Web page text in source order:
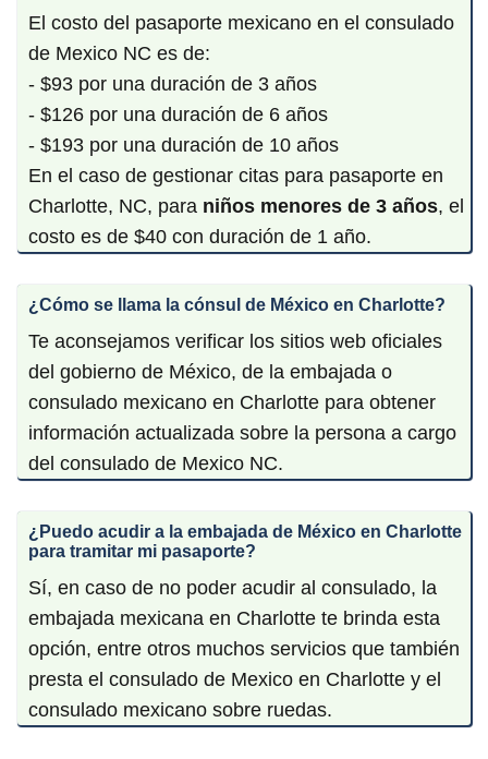
El costo del pasaporte mexicano en el consulado
de Mexico NC es de:
- $93 por una duración de 3 años
- $126 por una duración de 6 años
- $193 por una duración de 10 años
En el caso de gestionar citas para pasaporte en
Charlotte, NC, para niños menores de 3 años, el
costo es de $40 con duración de 1 año.
¿Cómo se llama la cónsul de México en Charlotte?
Te aconsejamos verificar los sitios web oficiales
del gobierno de México, de la embajada o
consulado mexicano en Charlotte para obtener
información actualizada sobre la persona a cargo
del consulado de Mexico NC.
¿Puedo acudir a la embajada de México en Charlotte
para tramitar mi pasaporte?
Sí, en caso de no poder acudir al consulado, la
embajada mexicana en Charlotte te brinda esta
opción, entre otros muchos servicios que también
presta el consulado de Mexico en Charlotte y el
consulado mexicano sobre ruedas.